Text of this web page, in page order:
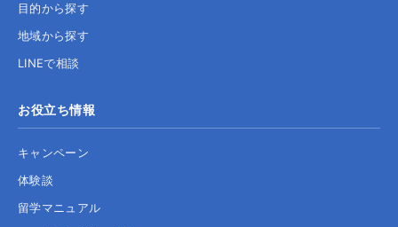
目的から探す
地域から探す
LINEで相談
お役立ち情報
キャンペーン
体験談
留学マニュアル